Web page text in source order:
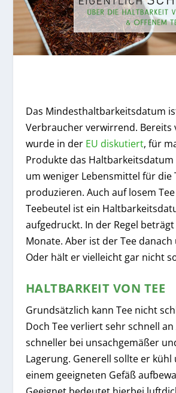
Das Mindesthaltbarkeitsdatum
Verbraucher verwirrend. Bereits
wurde in der EU diskutiert, für
Produkte das Haltbarkeitsdatum
um weniger Lebensmittel für die
produzieren. Auch auf losem
Teebeutel ist ein
aufgedruckt. In der Regel beträgt
Monate. Aber ist der Tee
Oder hält er vielleicht gar nicht
HALTBARKEIT VON TEE
Grundsätzlich kann Tee nicht
Doch Tee verliert sehr schnell
schneller bei unsachgemäßer
Lagerung. Generell sollte er
einem geeigneten Gefäß